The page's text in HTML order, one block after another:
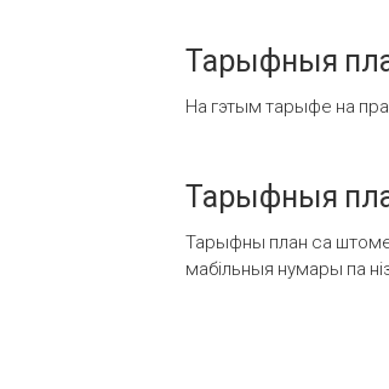
Тарыфныя
На гэтым тарыфе на
Тарыфныя
Тарыфны план са
мабільныя нумары па